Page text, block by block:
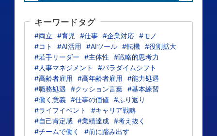
キーワードタグ
#両立 #育児 #仕事 #企業対応 #モノ
#コト
#AI活用 #AIツール #転機 #役割拡大
#若手リーダー
#主体性
#戦略的思考力
#人事マネジメント
#パラダイムシフト
#高齢者雇用
#高年齢者雇用
#能力処遇
#職務処遇
#クッション言葉 #基本練習
#働く意義 #仕事の価値
#ふり返り
#ライフイベント
#キャリア戦略
#自己肯定感 #業績達成 #考え抜く
#チームで働く
#前に踏み出す